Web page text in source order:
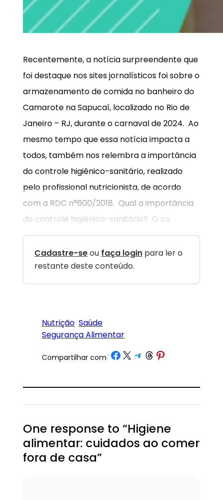
Recentemente, a notícia surpreendente que
foi destaque nos sites jornalísticos foi sobre o
armazenamento de comida no banheiro do
Camarote na Sapucaí, localizado no Rio de
Janeiro – RJ, durante o carnaval de 2024. Ao
mesmo tempo que essa notícia impacta a
todos, também nos relembra a importância
do controle higiênico-sanitário, realizado
pelo profissional nutricionista, de acordo
com a RDC n°600/2018. Qual a importância
do controle higiênico-sanitário? O co
Cadastre-seou faça login para ler o
restante deste conteúdo.
Nutrição Saúde
Segurança Alimentar
Compartilhar com/ Share on Facebook
Share on X Share on Telegram
Share on Threads
Share on Pinterest
One response to “Higiene
alimentar: cuidados ao comer
fora de casa”